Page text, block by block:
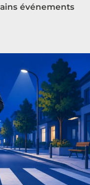
événements